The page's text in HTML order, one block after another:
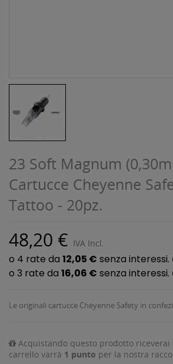
23 Soft Magnum
Cartucce Cheyenne
Tattoo - 20pz.
48,20 € IVA Incl.
Le originali cartucce Cheyenne Safety in
Acquistando questo prodotto riceverai
carrello varrà 1 punto per la nostra